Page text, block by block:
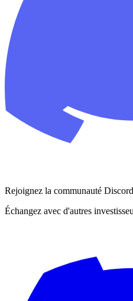
Rejoignez la communauté Discord
Échangez avec d'autres